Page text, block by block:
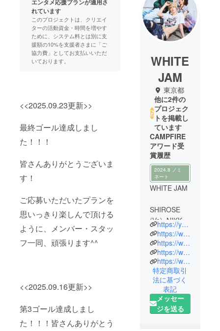
エンタメ応援プランが適用さ
れています
このプロジェクトは、クリエイ
ターの活動資金・時間を増やす
ために、システム料とは別に支
援額の10%を支援者さまに「ご
協力費」としてお支払いいただ
いております。
<<2025.09.23更新>>
最終ゴール達成しまし
た！！！
皆さんありがとうございま
す！
ご応募いただいたプランを
思いっきり楽しんで頂ける
ように、メンバー・スタッ
フ一同、頑張ります^^
<<2025.09.16更新>>
第3ゴール達成しまし
た！！！皆さんありがとう
WHITE
JAM
東京都
他に2件の
プロジェク
トを掲載し
ています
CAMPFIRE
アワード受
賞履歴
2024.8 ノミ
ネート
WHITE JAM
SHIROSE
(Vo), NIKKI
(Vo),
GASHIMA
(Rap)による
3人組シン
ガーソング
ライター・
グループ。
https://youtu.be/_Sbr4MWFPW4?si=PwX9IHT-wxAFTmsR
https://whitejam.net/
https://www.instagram.com/wjf_shirose/
https://www.instagram.com/gashima/
https://www.instagram.com/wjf_nikki/
特定商取引
法に基づく
表記
メッセー
ジを送る